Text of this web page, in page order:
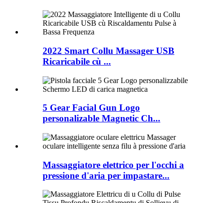
2022 Smart Collu Massager USB
Ricaricabile cù ...
5 Gear Facial Gun Logo
personalizable Magnetic Ch...
Massaggiatore elettrico per l'occhi a
pressione d'aria per impastare...